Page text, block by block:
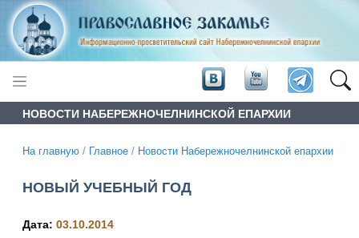
НОВОСТИ НАБЕРЕЖНОЧЕЛНИНСКОЙ ЕПАРХИИ
На главную / Главное / Новости Набережночелнинской епархии
НОВЫЙ УЧЕБНЫЙ ГОД
Дата: 03.10.2014